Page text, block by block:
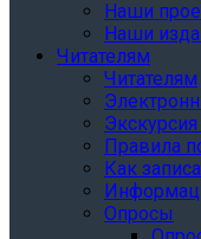
Наши
Наши
Читателям
Читателям
Правила
Как
Опросы